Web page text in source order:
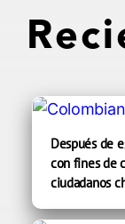
Después de
con fines de
ciudadanos